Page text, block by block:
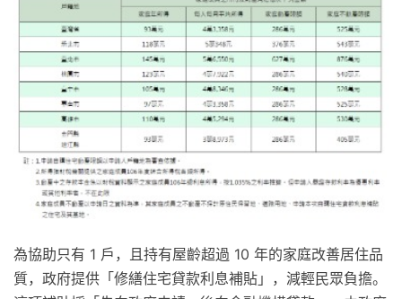
為協助只有 1 戶，且持有屋齡超過 10 年的家庭改善居住品
質，政府提供「修繕住宅貸款利息補貼」，減輕民眾負擔。